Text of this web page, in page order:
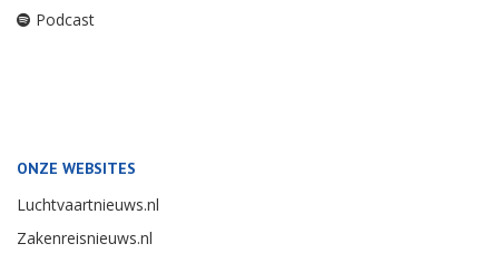
Podcast
ONZE WEBSITES
Luchtvaartnieuws.nl
Zakenreisnieuws.nl